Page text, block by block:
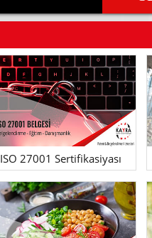
ISO 27001 Sertifikasiyası